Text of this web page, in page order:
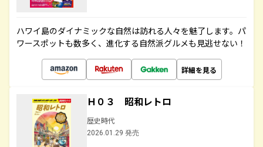
ハワイ島のダイナミックな自然は訪れる人々を魅了します。パ
ワースポットも数多く、進化する自然派グルメも見逃せない！
詳細を見る
Ｈ０３ 昭和レトロ
歴史時代
2026.01.29 発売